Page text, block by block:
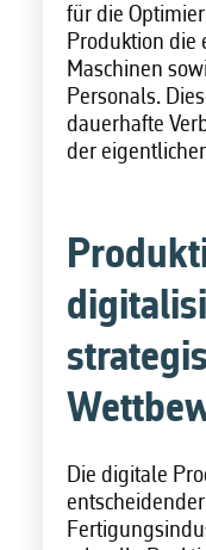
für die
Produktion die
Maschinen
Personals.
dauerhafte
der
Die digitale